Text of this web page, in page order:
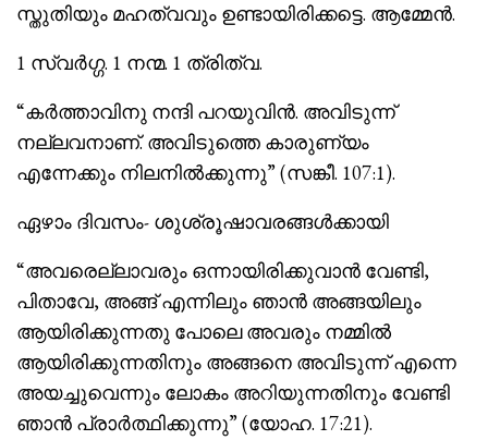
സ്തുതിയും മഹത്വവും ഉണ്ടായിരിക്കട്ടെ. ആമ്മേന്‍.
1 സ്വര്‍ഗ്ഗ. 1 നന്മ. 1 ത്രിത്വ.
“കര്‍ത്താവിനു നന്ദി പറയുവിന്‍. അവിടുന്ന്
നല്ലവനാണ്. അവിടുത്തെ കാരുണ്യം
എന്നേക്കും നിലനില്‍ക്കുന്നു” (സങ്കീ. 107:1).
ഏഴാം ദിവസം- ശുശ്രൂഷാവരങ്ങള്‍ക്കായി
“അവരെല്ലാവരും ഒന്നായിരിക്കുവാന്‍ വേണ്ടി,
പിതാവേ, അങ്ങ് എന്നിലും ഞാന്‍ അങ്ങയിലും
ആയിരിക്കുന്നതു പോലെ അവരും നമ്മില്‍
ആയിരിക്കുന്നതിനും അങ്ങനെ അവിടുന്ന് എന്നെ
അയച്ചുവെന്നും ലോകം അറിയുന്നതിനും വേണ്ടി
ഞാന്‍ പ്രാര്‍ത്ഥിക്കുന്നു” (യോഹ. 17:21).